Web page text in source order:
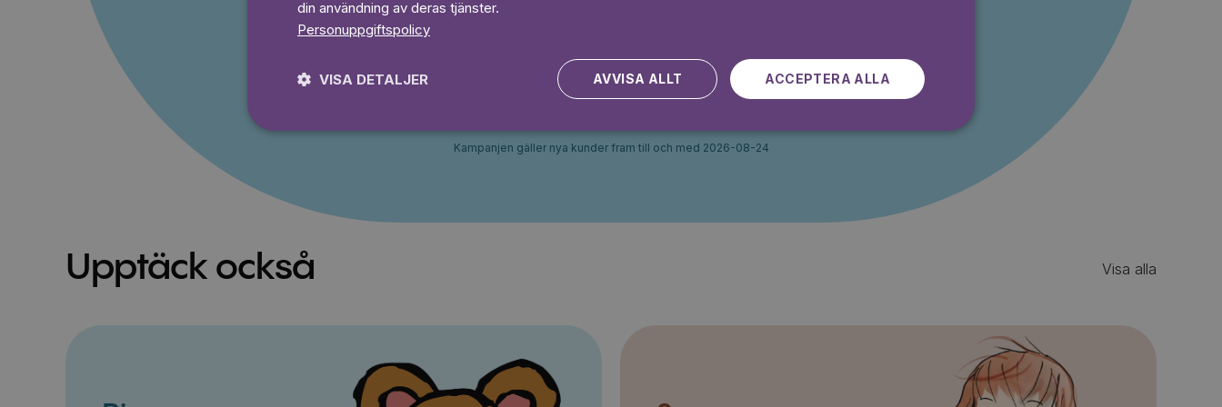
Prova 7 dagar gratis
Kampanjen gäller nya kunder fram till och med 2026-08-24
Upptäck också Visa alla
din användning av deras tjänster.
Personuppgiftspolicy
ACCEPTERA ALLA
AVVISA ALLT
VISA DETALJER